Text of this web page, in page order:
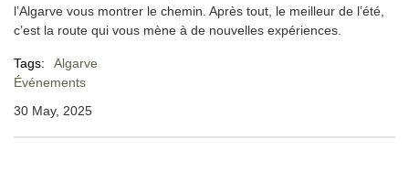
l’Algarve vous montrer le chemin. Après tout, le meilleur de l’été,
c’est la route qui vous mène à de nouvelles expériences.
Tags:
Algarve
Événements
30 May, 2025